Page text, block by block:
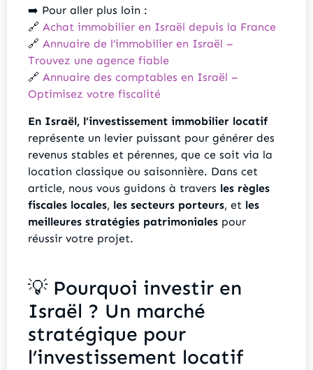
➡️ Pour aller plus loin :
🔗 Achat immobilier en Israël depuis la France
🔗 Annuaire de l’immobilier en Israël –
Trouvez une agence fiable
🔗 Annuaire des comptables en Israël –
Optimisez votre fiscalité
En Israël, l’investissement immobilier locatif
représente un levier puissant pour générer des
revenus stables et pérennes, que ce soit via la
location classique ou saisonnière. Dans cet
article, nous vous guidons à travers les règles
fiscales locales, les secteurs porteurs, et les
meilleures stratégies patrimoniales pour
réussir votre projet.
💡 Pourquoi investir en
Israël ? Un marché
stratégique pour
l’investissement locatif